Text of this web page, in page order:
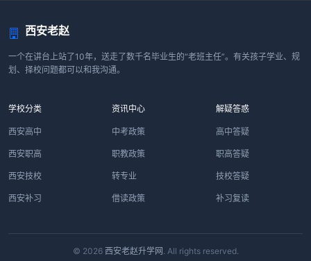
西安老赵
一个在讲台上站了10年，送走了数千名毕业生的“老班主任”。有关孩子学业、规
划、择校问题都可以和我沟通。
学校分类
西安高中
西安职高
西安技校
西安补习
资讯中心
中考政策
职教政策
转专业
借读政策
解疑答惑
高中答疑
职高答疑
技校答疑
补习复读
© 2026 西安老赵升学网 . All rights reserved.